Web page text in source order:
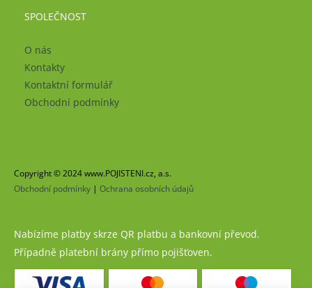
SPOLEČNOST
O nás
Kontakty
Kontaktní formulář
Obchodní podmínky
Copyright © 2024 www.POJISTENI.cz, a.s.
Obchodní podmínky | Ochrana osobních údajů
Nabízíme platby skrze QR platbu a bankovní převod.
Případně platební brány přímo pojišťoven.